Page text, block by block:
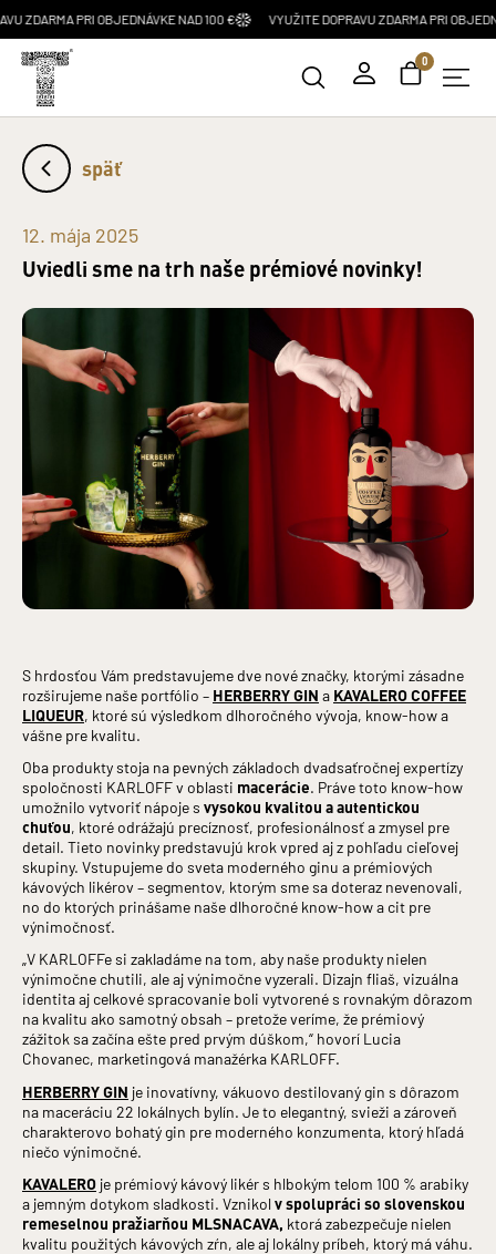
PRI OBJEDNÁVKE NAD 100 € VYUŽITE DOPRAVU ZDARMA PRI OBJEDNÁVKE
0
späť
12. mája 2025
Uviedli sme na trh naše prémiové novinky!
S hrdosťou Vám predstavujeme dve nové značky, ktorými zásadne
rozširujeme naše portfólio – HERBERRY GIN a KAVALERO COFFEE
LIQUEUR, ktoré sú výsledkom dlhoročného vývoja, know-how a
vášne pre kvalitu.
Oba produkty stoja na pevných základoch dvadsaťročnej expertízy
spoločnosti KARLOFF v oblasti macerácie. Práve toto know-how
umožnilo vytvoriť nápoje s vysokou kvalitou a autentickou
chuťou, ktoré odrážajú precíznosť, profesionálnosť a zmysel pre
detail. Tieto novinky predstavujú krok vpred aj z pohľadu cieľovej
skupiny. Vstupujeme do sveta moderného ginu a prémiových
kávových likérov – segmentov, ktorým sme sa doteraz nevenovali,
no do ktorých prinášame naše dlhoročné know-how a cit pre
výnimočnosť.
„V KARLOFFe si zakladáme na tom, aby naše produkty nielen
výnimočne chutili, ale aj výnimočne vyzerali. Dizajn fliaš, vizuálna
identita aj celkové spracovanie boli vytvorené s rovnakým dôrazom
na kvalitu ako samotný obsah – pretože veríme, že prémiový
zážitok sa začína ešte pred prvým dúškom,“ hovorí Lucia
Chovanec, marketingová manažérka KARLOFF.
HERBERRY GIN je inovatívny, vákuovo destilovaný gin s dôrazom
na maceráciu 22 lokálnych bylín. Je to elegantný, svieži a zároveň
charakterovo bohatý gin pre moderného konzumenta, ktorý hľadá
niečo výnimočné.
KAVALERO je prémiový kávový likér s hlbokým telom 100 % arabiky
a jemným dotykom sladkosti. Vznikolv spolupráci so slovenskou
remeselnou pražiarňou MLSNACAVA, ktorá zabezpečuje nielen
kvalitu použitých kávových zŕn, ale aj lokálny príbeh, ktorý má váhu.